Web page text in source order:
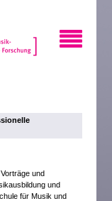
und
und
für Musik und